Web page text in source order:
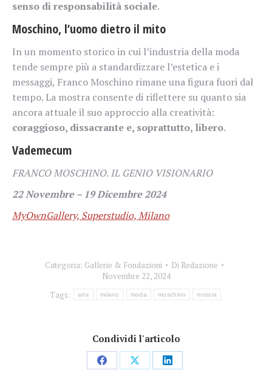
senso di responsabilità sociale.
Moschino, l’uomo dietro il mito
In un momento storico in cui l’industria della moda
tende sempre più a standardizzare l’estetica e i
messaggi, Franco Moschino rimane una figura fuori dal
tempo. La mostra consente di riflettere su quanto sia
ancora attuale il suo approccio alla creatività:
coraggioso, dissacrante e, soprattutto, libero.
Vademecum
FRANCO MOSCHINO. IL GENIO VISIONARIO
22 Novembre – 19 Dicembre 2024
MyOwnGallery, Superstudio, Milano
Categoria: Gallerie & Fondazioni Di Redazione
Novembre 22, 2024
Tags:
arte milano moda moschino mostra
Condividi l'articolo
CondividiCondividiCondividi